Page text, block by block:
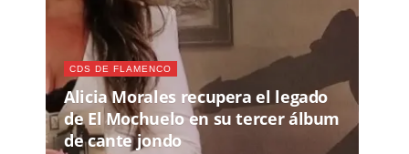
CDS DE FLAMENCO
Alicia Morales recupera el legado
de El Mochuelo en su tercer álbum
de cante jondo